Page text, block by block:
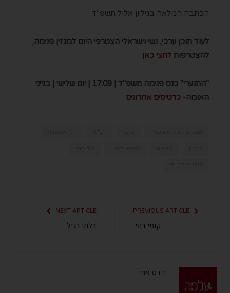
הכתבה המלאה בגיליון אלול תשפ"ד
לעוד תוכן ערכי, נשי וישראלי הצטרפי היום למגזין פנימה,
להצטרפות לחצי כאן
"התנערי" כנס פנימה תשפ"ד | 17.09 | יום שלישי | בנייני
האומה- כרטיסים אחרונים
קומי רוני
NEXT ARTICLE
בלתי רגיל
הדס צורי